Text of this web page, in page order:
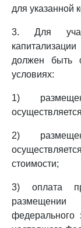
для указанной
3. Для
должен быть
условиях:
1)
2)
стоимости;
3) оплата
размещении